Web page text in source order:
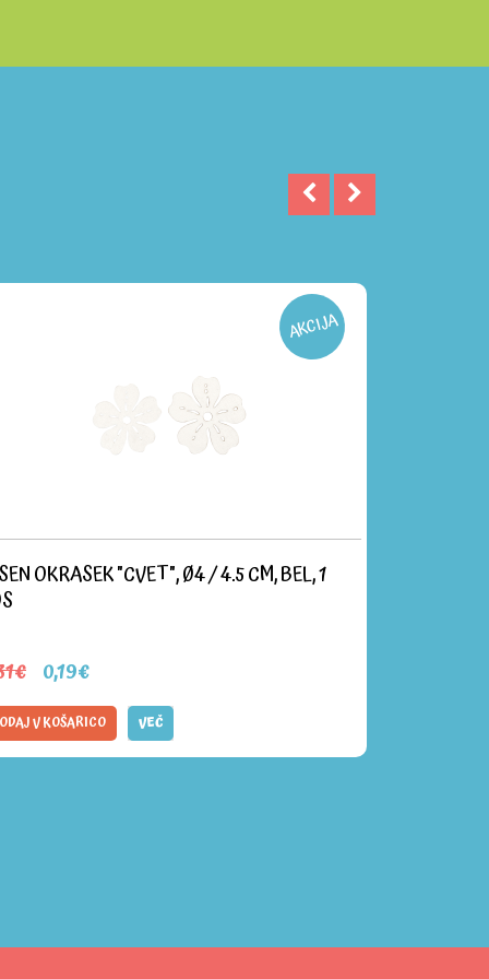
AKCIJA
OKRASEK "CVET", Ø4 / 4.5 CM, BEL, 1
0,19€
V KOŠARICO VEČ